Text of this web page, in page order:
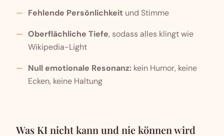
Fehlende Persönlichkeit und Stimme
Oberflächliche Tiefe, sodass alles klingt wie
Wikipedia-Light
Null emotionale Resonanz: kein Humor, keine
Ecken, keine Haltung
Was KI nicht kann und nie können wird